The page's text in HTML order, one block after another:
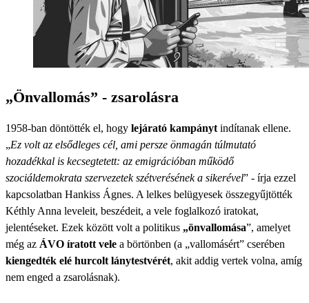
„Önvallomás” - zsarolásra
1958-ban döntötték el, hogy lejárató kampányt indítanak ellene.
„Ez volt az elsődleges cél, ami persze önmagán túlmutató
hozadékkal is kecsegtetett: az emigrációban működő
szociáldemokrata szervezetek szétverésének a sikerével” - írja ezzel
kapcsolatban Hankiss Ágnes. A lelkes belügyesek összegyűjtötték
Kéthly Anna leveleit, beszédeit, a vele foglalkozó iratokat,
jelentéseket. Ezek között volt a politikus „önvallomása”, amelyet
még az ÁVO íratott vele a börtönben (a „vallomásért” cserében
kiengedték elé hurcolt lánytestvérét, akit addig vertek volna, amíg
nem enged a zsarolásnak).